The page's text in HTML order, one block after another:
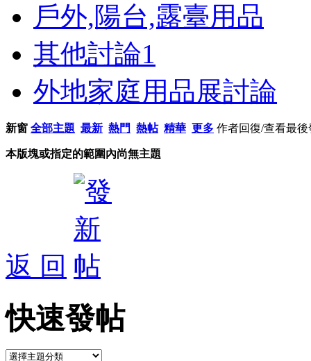
戶外,陽台,露臺用品
其他討論1
外地家庭用品展討論
新窗 全部主題 最新 熱門 熱帖 精華 更多 作者回復/查看最後
本版塊或指定的範圍內尚無主題
返 回
快速發帖